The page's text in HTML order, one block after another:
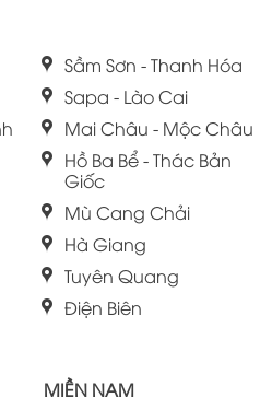
Sầm Sơn - Thanh Hóa
Sapa - Lào Cai
Mai Châu - Mộc Châu
Hồ Ba Bể - Thác Bản
Giốc
Mù Cang Chải
Hà Giang
Tuyên Quang
Điện Biên
MIỀN NAM